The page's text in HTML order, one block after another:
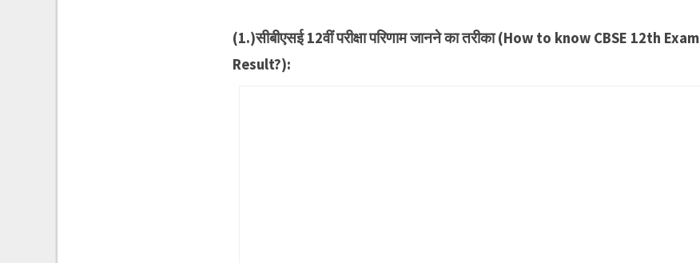
(1.)सीबीएसई 12वीं परीक्षा परिणाम जानने का तरीका (How to know CBSE 12th Exam
Result?):